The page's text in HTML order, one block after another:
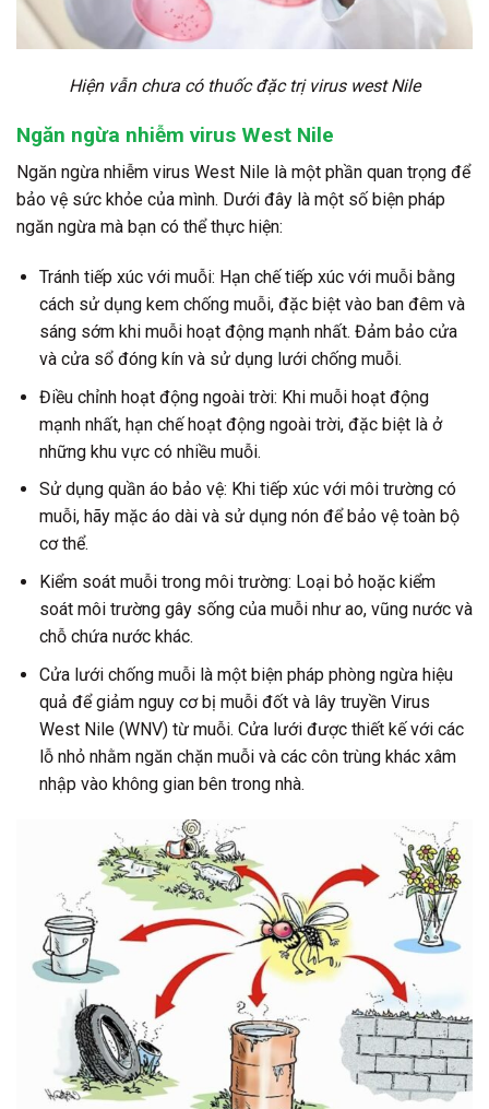
Hiện vẫn chưa có thuốc đặc trị virus west Nile
Ngăn ngừa nhiễm virus West Nile
Ngăn ngừa nhiễm virus West Nile là một phần quan trọng để
bảo vệ sức khỏe của mình. Dưới đây là một số biện pháp
ngăn ngừa mà bạn có thể thực hiện:
Tránh tiếp xúc với muỗi: Hạn chế tiếp xúc với muỗi bằng
cách sử dụng kem chống muỗi, đặc biệt vào ban đêm và
sáng sớm khi muỗi hoạt động mạnh nhất. Đảm bảo cửa
và cửa sổ đóng kín và sử dụng lưới chống muỗi.
Điều chỉnh hoạt động ngoài trời: Khi muỗi hoạt động
mạnh nhất, hạn chế hoạt động ngoài trời, đặc biệt là ở
những khu vực có nhiều muỗi.
Sử dụng quần áo bảo vệ: Khi tiếp xúc với môi trường có
muỗi, hãy mặc áo dài và sử dụng nón để bảo vệ toàn bộ
cơ thể.
Kiểm soát muỗi trong môi trường: Loại bỏ hoặc kiểm
soát môi trường gây sống của muỗi như ao, vũng nước và
chỗ chứa nước khác.
Cửa lưới chống muỗi là một biện pháp phòng ngừa hiệu
quả để giảm nguy cơ bị muỗi đốt và lây truyền Virus
West Nile (WNV) từ muỗi. Cửa lưới được thiết kế với các
lỗ nhỏ nhằm ngăn chặn muỗi và các côn trùng khác xâm
nhập vào không gian bên trong nhà.